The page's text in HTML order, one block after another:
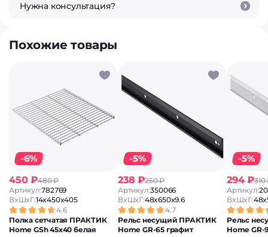
Нужна консультация?
Похожие товары
-6%
450 ₽480 ₽
Артикул:782769
ВxШxГ:14x450x405
4.6
Полка сетчатая ПРАКТИК
Home GSh 45х40 белая
-5%
238 ₽250 ₽
Артикул:350066
ВxШxГ:48x650x9.6
4.7
Рельс несущий ПРАКТИК
Home GR-65 графит
-5%
294 ₽310
Артикул:
ВxШxГ:
Рельс
Home